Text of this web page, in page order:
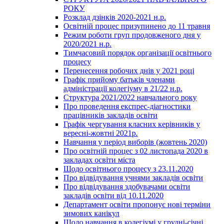
РОКУ
Розклад дзінків 2020-2021 н.р.
Освітній процес призупинено до 11 травня
Режим роботи груп продовженого дня у
2020/2021 н.р.
Тимчасовий порядок організації освітнього
процесу
Перенесення робочих днів у 2021 році
Графік прийому батьків членами
адміністрації колегіуму в 21/22 н.р.
Структура 2021/2022 навчального року
Про проведення експрес-діагностики
працівників закладів освіти
Графік чергування класних керівників у
вересні-жовтні 2021р.
Навчання у період виборів (жовтень 2020)
Про освітній процес з 02 листопада 2020 в
закладах освіти міста
Щодо освітнього процесу з 23.11.2020
Про відвідування учнями закладів освіти
Про відвідування здобувачами освіти
закладів освіти від 10.11.2020
Департамент освіти пропонує нові терміни
зимових канікул
Щодо навчання в колегіумі у грудні-січні